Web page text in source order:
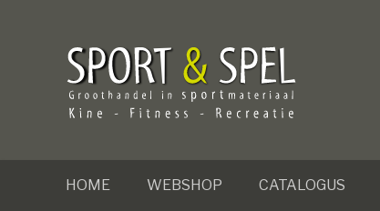
HOME WEBSHOP CATALOGUS